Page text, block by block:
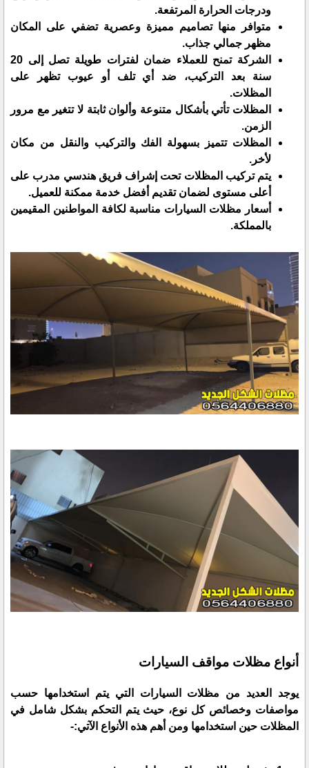
ودرجات الحرارة المرتفعة.
متوافر منها تصاميم مميزة وعصرية تضفي على المكان
مظهر جمالي جذاب.
الشركة تمنح للعملاء ضمان لفترات طويلة تصل إلى 20
سنة بعد التركيب، ضد أي تلف أو عيوب تظهر على
المظلات.
المظلات تأتي بأشكال متنوعة وألوان ثابتة لا تتغير مع مرور
الزمن.
المظلات تتميز بسهولة الفك والتركيب والنقل من مكان
لأخر.
يتم تركيب المظلات تحت إشراف فريق هندسي مدرب على
أعلى مستوى لضمان تقديم أفضل خدمة ممكنة للعميل.
أسعار مظلات السيارات مناسبة لكافة المواطنين المقيمين
بالمملكة.
أنواع مظلات مواقف السيارات
يوجد العديد من مظلات السيارات التي يتم استخدامها حسب
مواصفات وخصائص كل نوع، حيث يتم التحكم بشكل شامل في
المظلات حين استخدامها ومن أهم هذه الأنواع الآتي:-